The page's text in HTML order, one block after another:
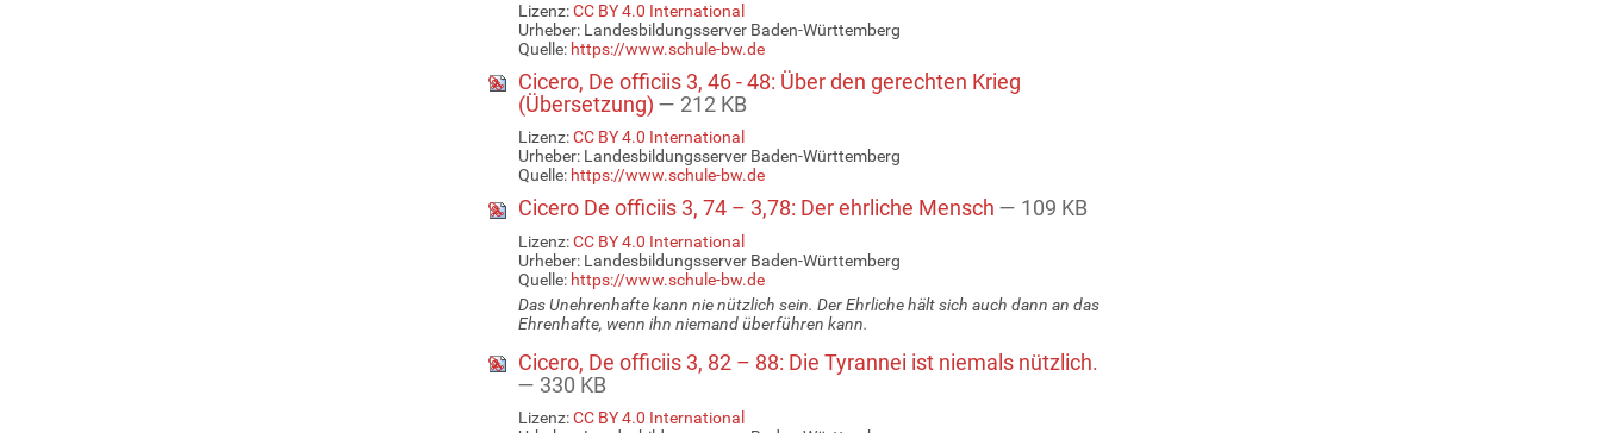
Lizenz:CC BY 4.0 International
Urheber: Landesbildungsserver Baden-Württemberg
Quelle: https://www.schule-bw.de
Cicero, De officiis 3, 46 - 48: Über den gerechten Krieg
(Übersetzung) — 212 KB
Lizenz:CC BY 4.0 International
Urheber: Landesbildungsserver Baden-Württemberg
Quelle: https://www.schule-bw.de
Cicero De officiis 3, 74 – 3,78: Der ehrliche Mensch — 109 KB
Lizenz:CC BY 4.0 International
Urheber: Landesbildungsserver Baden-Württemberg
Quelle: https://www.schule-bw.de
Das Unehrenhafte kann nie nützlich sein. Der Ehrliche hält sich auch dann an das
Ehrenhafte, wenn ihn niemand überführen kann.
Cicero, De officiis 3, 82 – 88: Die Tyrannei ist niemals nützlich.
— 330 KB
Lizenz:CC BY 4.0 International